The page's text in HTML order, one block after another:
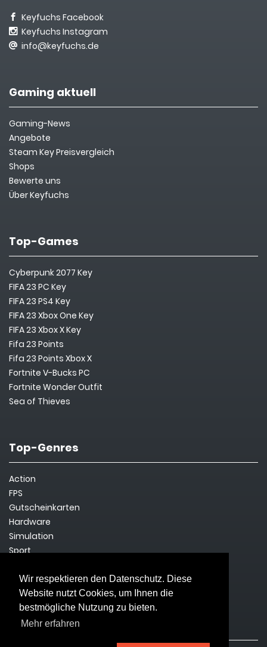
Wir respektieren den Datenschutz. Diese
Website nutzt Cookies, um Ihnen die
bestmögliche Nutzung zu bieten.
Mehr erfahren
Keyfuchs Facebook
Keyfuchs Instagram
info@keyfuchs.de
Gaming aktuell
Gaming-News
Angebote
Steam Key Preisvergleich
Shops
Bewerte uns
Über Keyfuchs
Top-Games
Cyberpunk 2077 Key
FIFA 23 PC Key
FIFA 23 PS4 Key
FIFA 23 Xbox One Key
FIFA 23 Xbox X Key
Fifa 23 Points
Fifa 23 Points Xbox X
Fortnite V-Bucks PC
Fortnite Wonder Outfit
Sea of Thieves
Top-Genres
Action
FPS
Gutscheinkarten
Hardware
Simulation
Sport
Survival
Rechtliches